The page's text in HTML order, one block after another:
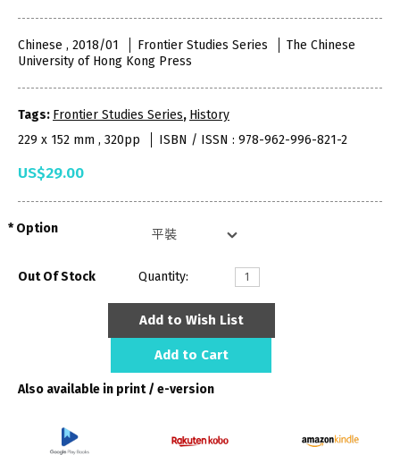
Chinese , 2018/01 Frontier Studies Series
The Chinese
University of Hong Kong Press
Tags: Frontier Studies Series, History
229 x 152 mm , 320pp
ISBN / ISSN : 978-962-996-821-2
US$29.00
Option
Out Of Stock Quantity:
Add to Wish List
Add to Cart
Also available in print / e-version